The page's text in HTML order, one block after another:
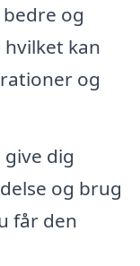
og
kan
og
give dig
og brug
får den